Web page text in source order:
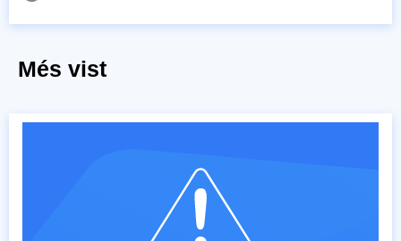
Més vist